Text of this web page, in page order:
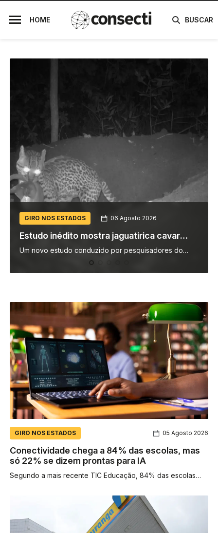
HOME BUSCAR
GIRO NOS ESTADOS 06 Agosto 2026
Eclipse solar total da próxima semana será
visível no Brasil?
Na próxima quarta-feira (12), acontece um dos eclipses
solares mais importantes da década, conforme
GIRO NOS ESTADOS 05 Agosto 2026
Conectividade chega a 84% das escolas, mas
só 22% se dizem prontas para IA
Segundo a mais recente TIC Educação, 84% das escolas